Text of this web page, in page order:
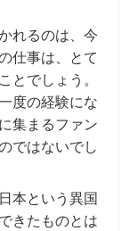
れるのは、今
仕事は、とて
とでしょう。
度の経験にな
集まるファン
ではないでし
本という異国
きたものとは